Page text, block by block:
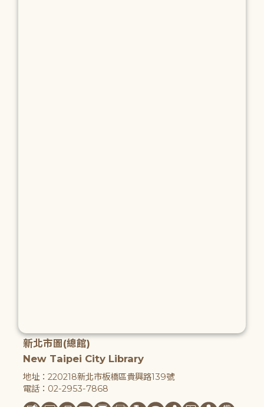
新北市圖(總館)
New Taipei City Library
地址：220218新北市板橋區貴興路139號
電話：02-2953-7868